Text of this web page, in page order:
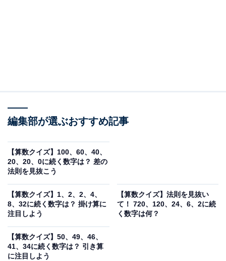
いませんか？
次ページ
編集部が選ぶおすすめ記事
【算数クイズ】100、60、40、
20、20、0に続く数字は？ 差の
法則を見抜こう
【算数クイズ】1、2、2、4、
8、32に続く数字は？ 掛け算に
注目しよう
【算数クイズ】法則を見抜い
て！ 720、120、24、6、2に続
く数字は何？
【算数クイズ】50、49、46、
41、34に続く数字は？ 引き算
に注目しよう